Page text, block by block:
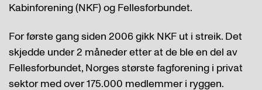
Kabinforening (NKF) og Fellesforbundet.
For første gang siden 2006 gikk NKF ut i streik. Det
skjedde under 2 måneder etter at de ble en del av
Fellesforbundet, Norges største fagforening i privat
sektor med over 175.000 medlemmer i ryggen.